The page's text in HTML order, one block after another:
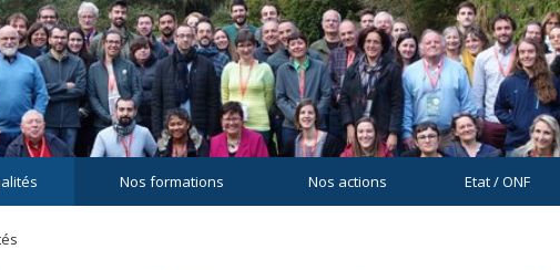
Nos formations Nos actions Etat / ONF